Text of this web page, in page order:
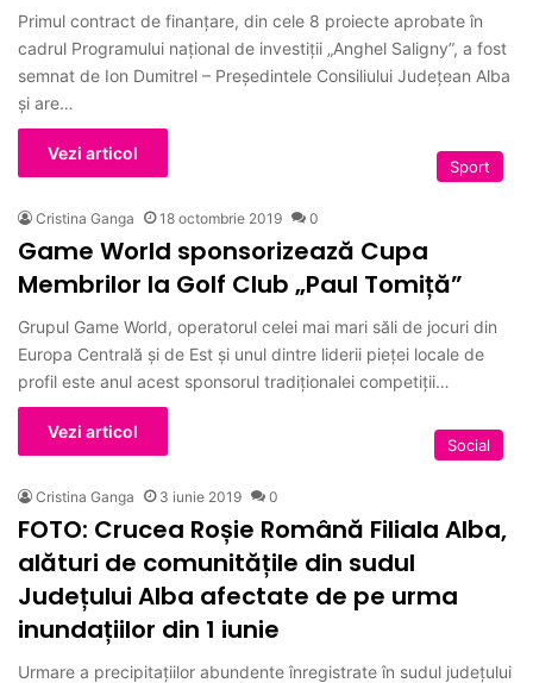
Primul contract de finanțare, din cele 8 proiecte aprobate în
cadrul Programului național de investiții „Anghel Saligny”, a fost
semnat de Ion Dumitrel – Președintele Consiliului Județean Alba
și are…
Vezi articol
Sport
Cristina Ganga 18 octombrie 2019 0
Game World sponsorizează Cupa
Membrilor la Golf Club „Paul Tomiță”
Grupul Game World, operatorul celei mai mari săli de jocuri din
Europa Centrală și de Est și unul dintre liderii pieței locale de
profil este anul acest sponsorul tradiționalei competiții…
Vezi articol
Social
Cristina Ganga 3 iunie 2019 0
FOTO: Crucea Roșie Română Filiala Alba,
alături de comunitățile din sudul
Județului Alba afectate de pe urma
inundațiilor din 1 iunie
Urmare a precipitațiilor abundente înregistrate în sudul județului